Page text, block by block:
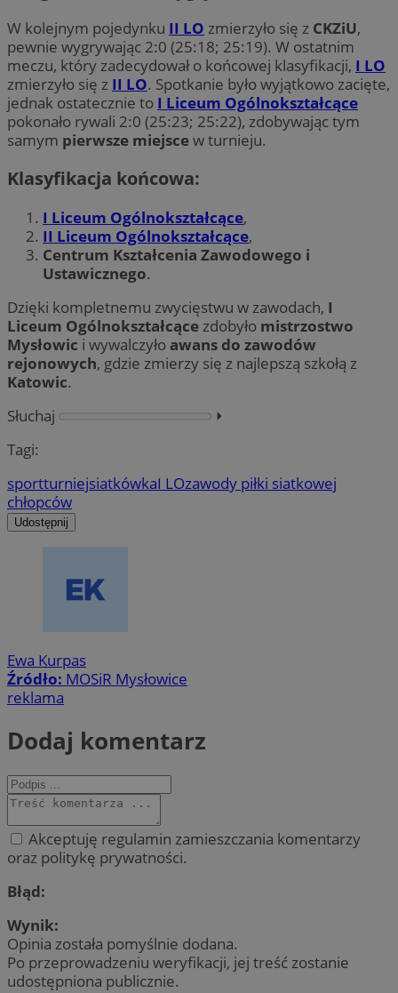
W kolejnym pojedynku II LO zmierzyło się z CKZiU,
pewnie wygrywając 2:0 (25:18; 25:19). W ostatnim
meczu, który zadecydował o końcowej klasyfikacji, I LO
zmierzyło się z II LO. Spotkanie było wyjątkowo zacięte,
jednak ostatecznie to I Liceum Ogólnokształcące
pokonało rywali 2:0 (25:23; 25:22), zdobywając tym
samym pierwsze miejscew turnieju.
Klasyfikacja końcowa:
I Liceum Ogólnokształcące,
II Liceum Ogólnokształcące,
Centrum Kształcenia Zawodowego i
Ustawicznego.
Dzięki kompletnemu zwycięstwu w zawodach, I
Liceum Ogólnokształcącezdobyło mistrzostwo
Mysłowic i wywalczyło awans do zawodów
rejonowych, gdzie zmierzy się z najlepszą szkołą z
Katowic.
Słuchaj
⏵︎
Tagi:
sportturniejsiatkówkaI LOzawody piłki siatkowej
chłopców
Udostępnij
Ewa Kurpas
Źródło: MOSiR Mysłowice
reklama
Dodaj komentarz
Akceptuję regulamin zamieszczania komentarzy
oraz politykę prywatności.
Błąd:
Wynik:
Opinia została pomyślnie dodana.
Po przeprowadzeniu weryfikacji, jej treść zostanie
udostępniona publicznie.